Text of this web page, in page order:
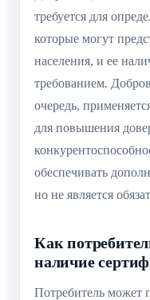
требуется для
которые могут
населения, и ее
требованием.
очередь,
для повышения
обеспечивать
но не является
Как
наличие
Потребитель может